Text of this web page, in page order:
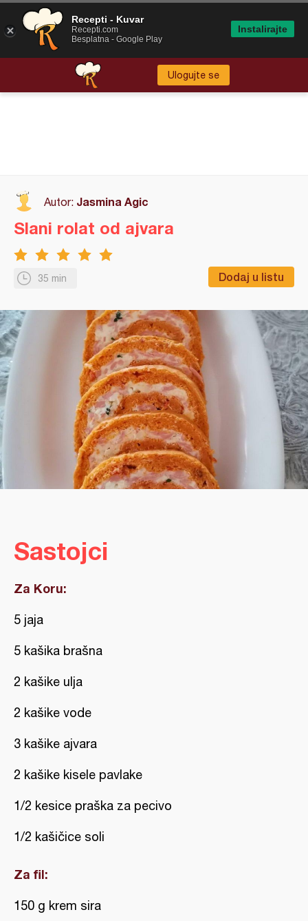
Ulogujte se
Autor: Jasmina Agic
35 min Dodaj u listu
Slani rolat od ajvara
Sastojci
Za Koru:
5 jaja
5 kašika brašna
2 kašike ulja
2 kašike vode
3 kašike ajvara
2 kašike kisele pavlake
1/2 kesice praška za pecivo
1/2 kašičice soli
Za fil:
150 g krem sira
Recepti - Kuvar
Recepti.com
Besplatna - Google Play
Instalirajte